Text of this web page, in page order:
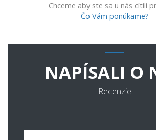
Chceme aby ste sa u nás cítili
Čo Vám ponúkame?
NAPÍSALI O
Recenzie